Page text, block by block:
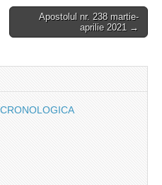
Apostolul nr. 238 martie-
aprilie 2021 →